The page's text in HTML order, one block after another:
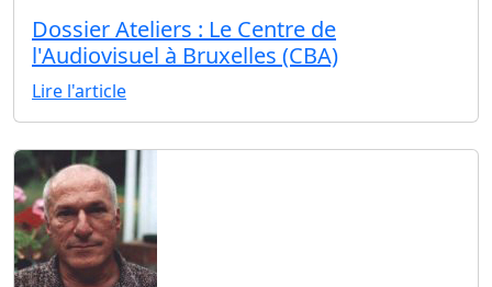
Dossier Ateliers : Le Centre de
l'Audiovisuel à Bruxelles (CBA)
Lire l'article